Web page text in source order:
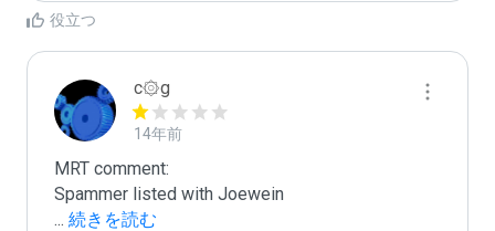
役立つ
c۞g
14年前
MRT comment:
... 続きを読む